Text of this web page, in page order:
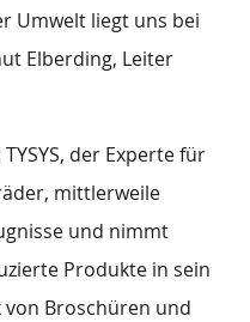
Umwelt liegt uns bei
Elberding, Leiter
der Experte für
mittlerweile
und nimmt
Produkte in sein
Broschüren und